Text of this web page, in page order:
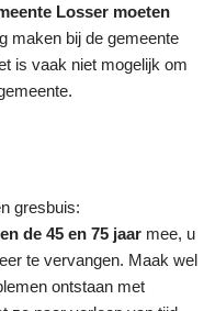
Losser moeten
maken bij de gemeente
is vaak niet mogelijk om
gresbuis:
de 45 en 75 jaar mee, u
te vervangen. Maak wel
ontstaan met